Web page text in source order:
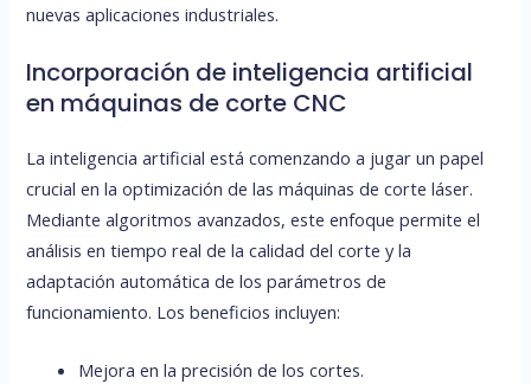
nuevas aplicaciones industriales.
Incorporación de inteligencia artificial
en máquinas de corte CNC
La inteligencia artificial está comenzando a jugar un papel
crucial en la optimización de las máquinas de corte láser.
Mediante algoritmos avanzados, este enfoque permite el
análisis en tiempo real de la calidad del corte y la
adaptación automática de los parámetros de
funcionamiento. Los beneficios incluyen:
Mejora en la precisión de los cortes.